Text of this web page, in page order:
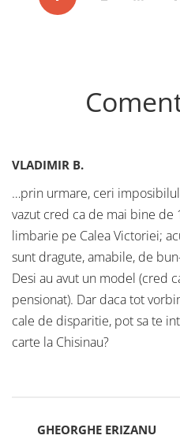
VLADIMIR B.
…prin urmare, ceri
vazut cred ca de mai bine de
limbarie pe Calea Victoriei;
sunt dragute, amabile, de
Desi au avut un model (cred
pensionat). Dar daca tot
cale de disparitie, pot sa te
carte la Chisinau?
GHEORGHE ERIZANU